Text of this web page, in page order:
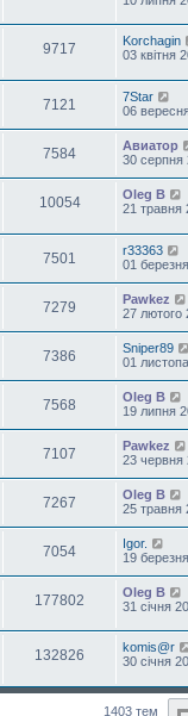
9717
Korchagin
03 квітня
7121
7Star
06
7584
Авиатор
30 серпня
10054
Oleg B
21 травня
7501
r33363
01
7279
Pawkez
27 лютого
7386
Sniper89
01
7568
Oleg B
19 липня
7107
Pawkez
23 червня
7267
Oleg B
25 травня
7054
Igor.
19
177802
Oleg B
31 січня
132826
komis@r
30 січня
1403 тем